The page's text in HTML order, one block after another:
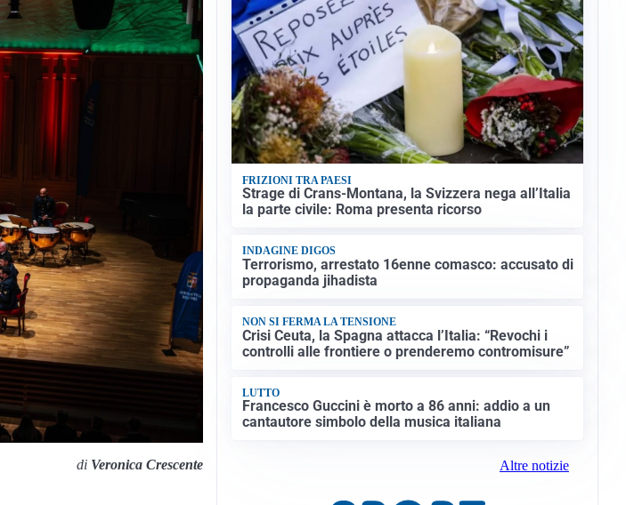
di Veronica Crescente
FRIZIONI TRA PAESI
Strage di Crans-Montana, la Svizzera nega all’Italia
la parte civile: Roma presenta ricorso
INDAGINE DIGOS
Terrorismo, arrestato 16enne comasco: accusato di
propaganda jihadista
NON SI FERMA LA TENSIONE
Crisi Ceuta, la Spagna attacca l’Italia: “Revochi i
controlli alle frontiere o prenderemo contromisure”
LUTTO
Francesco Guccini è morto a 86 anni: addio a un
cantautore simbolo della musica italiana
Altre notizie